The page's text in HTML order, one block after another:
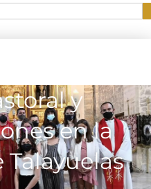
y
en la